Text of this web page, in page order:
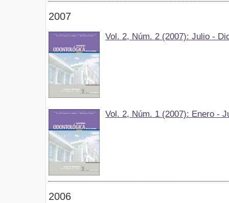
2007
Vol. 2, Núm. 2 (2007): Julio -
Vol. 2, Núm. 1 (2007): Enero -
2006